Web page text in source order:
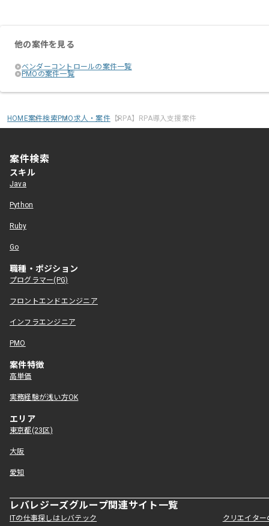
他の案件を見る
ベンダーコントロールの案件一覧
PMOの案件一覧
HOME案件検索PMO求人・案件【RPA】RPA導入支援案件
案件検索
スキル
Java
Python
Ruby
Go
職種・ポジション
プログラマー(PG)
フロントエンドエンジニア
インフラエンジニア
PMO
案件特徴
高単価
実務経験が浅い方OK
エリア
東京都(23区)
大阪
愛知
レバレジーズグループ関連サイト一覧
ITの仕事探しはレバテック クリエイタ